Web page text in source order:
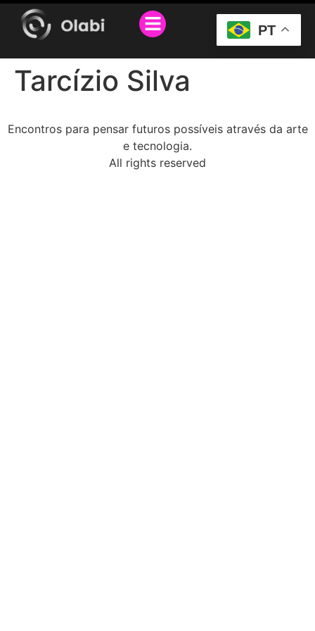
Tarcízio Silva
Encontros para pensar futuros possíveis através da arte
e tecnologia.
All rights reserved
PT